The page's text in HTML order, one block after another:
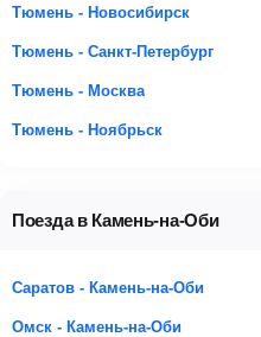
Тюмень - Новосибирск
Тюмень - Санкт-Петербург
Тюмень - Москва
Тюмень - Ноябрьск
Поезда в Камень-на-Оби
Саратов - Камень-на-Оби
Омск - Камень-на-Оби